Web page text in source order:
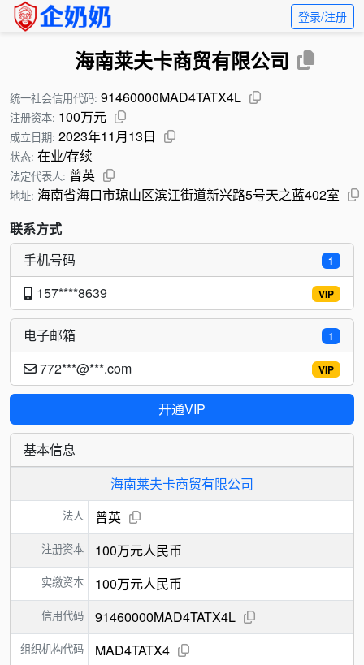
登录/注册
海南莱夫卡商贸有限公司
统一社会信用代码: 91460000MAD4TATX4L
注册资本: 100万元
成立日期: 2023年11月13日
状态: 在业/存续
法定代表人: 曾英
地址: 海南省海口市琼山区滨江街道新兴路5号天之蓝402室
联系方式
1
手机号码
VIP
157****8639
1
电子邮箱
VIP
772***@***.com
开通VIP
基本信息
海南莱夫卡商贸有限公司
法人 曾英
注册资本 100万元人民币
实缴资本 100万元人民币
信用代码 91460000MAD4TATX4L
组织机构代码 MAD4TATX4